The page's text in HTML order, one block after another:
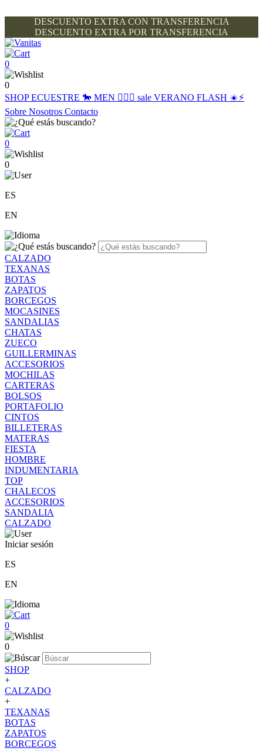
DESCUENTO EXTRA CON TRANSFERENCIA
DESCUENTO EXTRA POR TRANSFERENCIA
0
0
SHOPECUESTRE 🐎 MEN 🙋🏽‍♂️ sale VERANO FLASH ☀️⚡️
Sobre Nosotros Contacto
0
0
ES
EN
CALZADO
TEXANAS
BOTAS
ZAPATOS
BORCEGOS
MOCASINES
SANDALIAS
CHATAS
ZUECO
GUILLERMINAS
ACCESORIOS
MOCHILAS
CARTERAS
BOLSOS
PORTAFOLIO
CINTOS
BILLETERAS
MATERAS
FIESTA
HOMBRE
INDUMENTARIA
TOP
CHALECOS
ACCESORIOS
SANDALIA
CALZADO
Iniciar sesión
ES
EN
0
0
SHOP
+
CALZADO
+
TEXANAS
BOTAS
ZAPATOS
BORCEGOS